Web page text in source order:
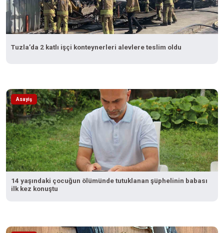
Tuzla’da 2 katlı işçi konteynerleri alevlere teslim oldu
Asayiş
14 yaşındaki çocuğun ölümünde tutuklanan şüphelinin babası
ilk kez konuştu